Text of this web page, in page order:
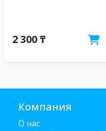
2 300 ₸
Компания
О нас